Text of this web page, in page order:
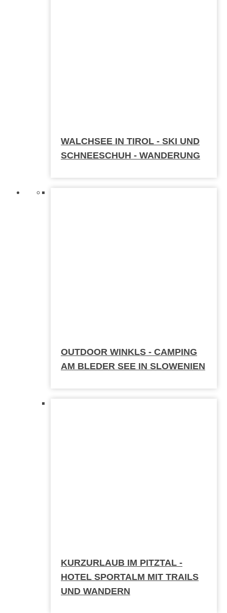
WALCHSEE IN TIROL - SKI UND
SCHNEESCHUH - WANDERUNG
OUTDOOR WINKLS - CAMPING
AM BLEDER SEE IN SLOWENIEN
KURZURLAUB IM PITZTAL -
HOTEL SPORTALM MIT TRAILS
UND WANDERN